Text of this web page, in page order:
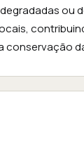
ou
conservação